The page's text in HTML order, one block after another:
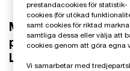
Med CSRD
på hur din CSRD-
Ladda ned den i dag!
prestandacookies för
cookies (för utökad
samt cookies för riktad
samtliga dessa eller välja att
cookies genom att göra egna
Vi samarbetar med